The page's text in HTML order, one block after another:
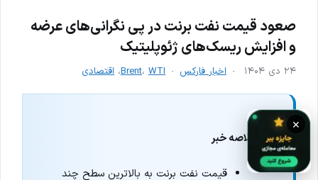
صعود قیمت نفت برنت در پی نگرانی‌های عرضه
و افزایش ریسک‌های ژئوپلیتیک
۲۴ دی ۱۴۰۴ اخبار فارکس Brent، WTI ، اقتصادی
خلاصه خبر
قیمت نفت برنت به بالاترین سطح چند
×